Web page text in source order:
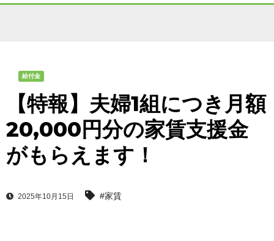
給付金
【特報】夫婦1組につき月額
20,000円分の家賃支援金
がもらえます！
2025年10月15日 #家賃